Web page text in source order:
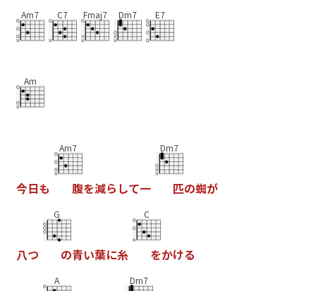
Am7 C7 Fmaj7 Dm7 E7
Am
今日も
Am7
腹を減ら して一
Dm7
匹の蜘が
八つ
G
の青い葉に糸
C
をかける
A Dm7